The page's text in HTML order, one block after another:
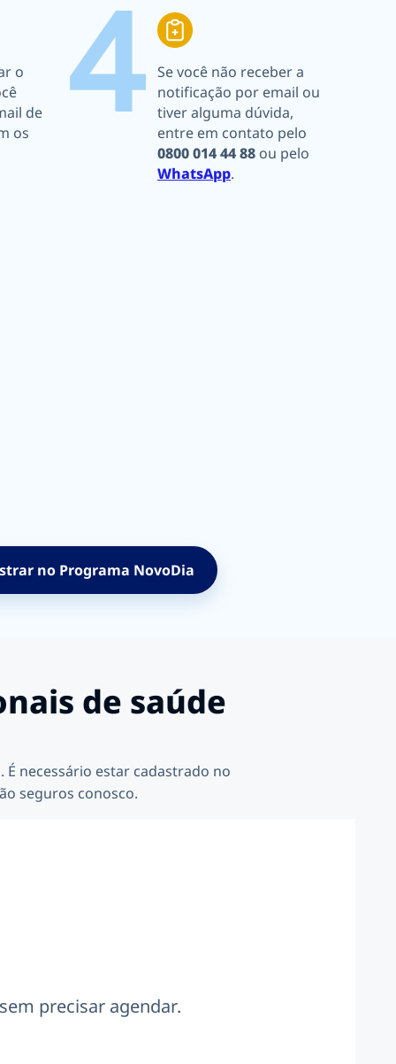
o
de
os
4
Se você não receber a
notificação por email ou
tiver alguma dúvida,
entre em contato pelo
0800 014 44 88 ou pelo
WhatsApp.
no Programa NovoDia
de saúde
necessário estar cadastrado no
seguros conosco.
precisar agendar.